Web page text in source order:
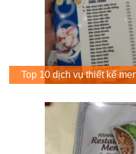
Top 10 dịch vụ thiết kế